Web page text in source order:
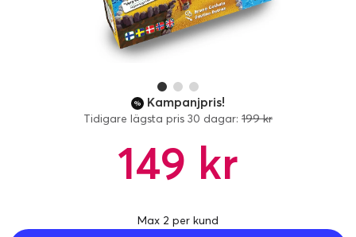
149 kr
Kampanjpris!
Tidigare lägsta pris 30 dagar: 199 kr
Max 2 per kund